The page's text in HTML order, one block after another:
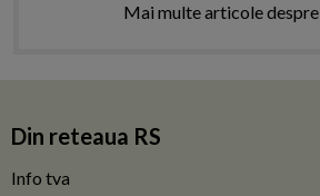
Mai multe articole despre
Din reteaua RS
Info tva